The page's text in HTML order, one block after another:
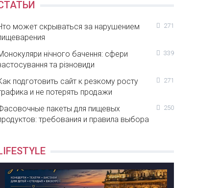
может скрываться за нарушением
271
нічного бачення: сфери
та різновиди
339
подготовить сайт к резкому росту
и не потерять продажи
271
пакеты для пищевых
требования и правила выбора
250